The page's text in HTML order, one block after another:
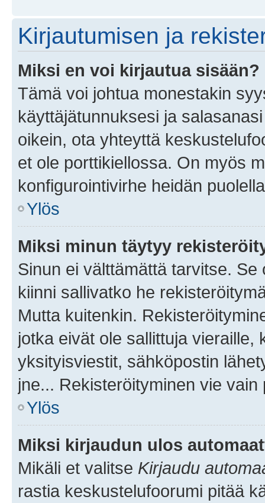
Kirjautumisen ja
Miksi en voi kirjautua sisään?
Tämä voi johtua monestakin
käyttäjätunnuksesi ja
oikein, ota yhteyttä
et ole porttikiellossa. On myös
konfigurointivirhe heidän
Ylös
Miksi minun täytyy
Sinun ei välttämättä tarvitse.
kiinni sallivatko he
Mutta kuitenkin.
jotka eivät ole sallittuja vieraille,
yksityisviestit, sähköpostin
jne... Rekisteröityminen vie
Ylös
Miksi kirjaudun ulos
Mikäli et valitse Kirjaudu
rastia keskustelufoorumi pitää